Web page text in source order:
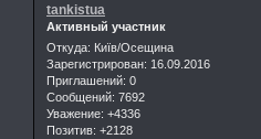
tankistua
Активный участник
Откуда: Київ/Осещина
Зарегистрирован: 16.09.2016
Приглашений: 0
Сообщений: 7692
Уважение: +4336
Позитив: +2128